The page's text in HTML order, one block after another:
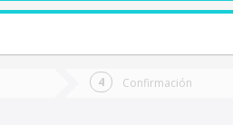
Confirmación